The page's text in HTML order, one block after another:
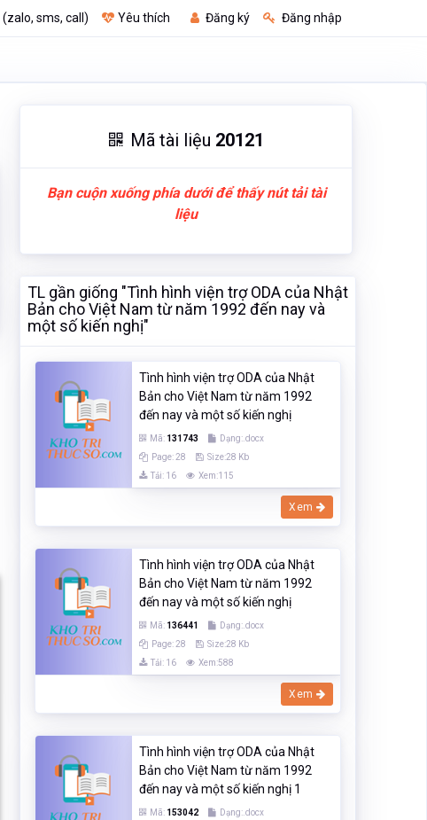
(zalo, sms, call) Yêu thích Đăng ký Đăng nhập
Mã tài liệu 20121
Bạn cuộn xuống phía dưới để thấy nút tải tài
liệu
TL gần giống "Tình hình viện trợ ODA của Nhật
Bản cho Việt Nam từ năm 1992 đến nay và
một số kiến nghị"
Tình hình viện trợ ODA của Nhật
Bản cho Việt Nam từ năm 1992
đến nay và một số kiến nghị
Mã: 131743
Dạng:.docx
Page: 28
Size:28 Kb
Tải: 16
Xem:115
Xem
Tình hình viện trợ ODA của Nhật
Bản cho Việt Nam từ năm 1992
đến nay và một số kiến nghị
Mã: 136441
Dạng:.docx
Page: 28
Size:28 Kb
Tải: 16
Xem:588
Xem
Tình hình viện trợ ODA của Nhật
Bản cho Việt Nam từ năm 1992
đến nay và một số kiến nghị 1
Mã: 153042
Dạng:.docx